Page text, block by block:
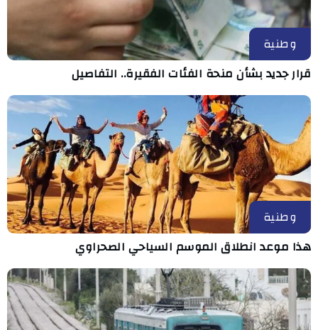
وطنية
قرار جديد بشأن منحة الفئات الفقيرة.. التفاصيل
وطنية
هذا موعد انطلاق الموسم السياحي الصحراوي